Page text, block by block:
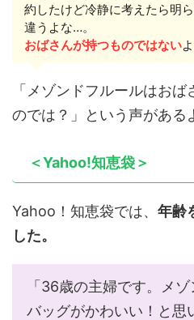
約したけど冷静に考えたら明
違うよな…。
おばさんが持つものではない
「メゾンドフルールはお
のでは？」という声がある
＜Yahoo!知恵袋＞
Yahoo！知恵袋では、 年齢
した。
「36歳の主婦です。メ
バッグがかわいい！と思